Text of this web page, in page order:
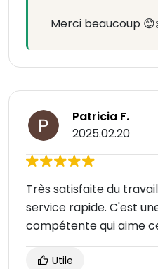
Merci beaucoup
Patricia F.
2025.02.20
Très satisfaite du
service rapide. C'est
compétente qui aime
Utile